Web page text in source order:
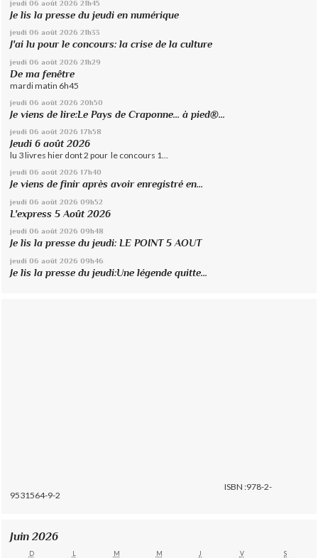
jeudi 06 août 2026 21h45
Je lis la presse du jeudi en numérique
jeudi 06 août 2026 21h33
J'ai lu pour le concours: la crise de la culture
jeudi 06 août 2026 21h29
De ma fenêtre
mardi matin 6h45
jeudi 06 août 2026 20h50
Je viens de lire:Le Pays de Craponne... à pied®...
jeudi 06 août 2026 17h58
Jeudi 6 août 2026
lu 3 livres hier dont 2 pour le concours 1...
jeudi 06 août 2026 17h40
Je viens de finir après avoir enregistré en...
jeudi 06 août 2026 09h52
L'express 5 Août 2026
jeudi 06 août 2026 09h48
Je lis la presse du jeudi: LE POINT 5 AOUT
jeudi 06 août 2026 09h46
Je lis la presse du jeudi:Une légende quitte...
ISBN :978-2-
9531564-9-2
Juin 2026
D L M M J V S